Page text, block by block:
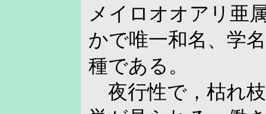
メイロオオアリ亜
かで唯一和名、学
種である。
夜行性で，枯れ